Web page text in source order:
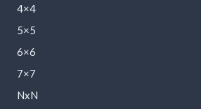
4×4
5×5
6×6
7×7
NxN